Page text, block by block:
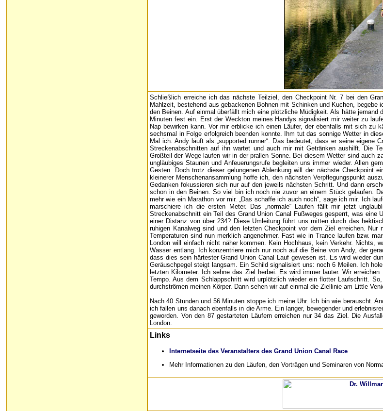
Schließlich erreiche ich das nächste Teilziel, den Checkpoint Nr. 7 bei den
Mahlzeit, bestehend aus gebackenen Bohnen mit Schinken und Kuchen,
den Beinen. Auf einmal überfällt mich eine plötzliche Müdigkeit. Als hätte
Minuten fest ein. Erst der Weckton meines Handys signalisiert mir weiter zu
Nap bewirken kann. Vor mir erblicke ich einen Läufer, der ebenfalls mit sich
sechsmal in Folge erfolgreich beenden konnte. Ihm tut das sonnige Wetter in
Mal ich. Andy läuft als „supported runner“. Das bedeutet, dass er seine
Streckenabschnitten auf ihn wartet und auch mir mit Getränken aushilft. Die
Großteil der Wege laufen wir in der prallen Sonne. Bei diesem Wetter sind auch
ungläubiges Staunen und Anfeuerungsrufe begleiten uns immer wieder. Allen
Gesten. Doch trotz dieser gelungenen Ablenkung will der nächste Checkpoint
kleinerer Menschenansammlung hoffe ich, den nächsten Verpflegungspunkt
Gedanken fokussieren sich nur auf den jeweils nächsten Schritt. Und dann
schon in den Beinen. So viel bin ich noch nie zuvor an einem Stück gelaufen.
mehr wie ein Marathon vor mir. „Das schaffe ich auch noch“, sage ich mir. Ich
marschiere ich die ersten Meter. Das „normale“ Laufen fällt mir jetzt
Streckenabschnitt ein Teil des Grand Union Canal Fußweges gesperrt, was
einer Distanz von über 234? Diese Umleitung führt uns mitten durch das
ruhigen Kanalweg sind und den letzten Checkpoint vor dem Ziel erreichen.
Temperaturen sind nun merklich angenehmer. Fast wie in Trance laufen bzw.
London will einfach nicht näher kommen. Kein Hochhaus, kein Verkehr. Nichts,
Wasser entlang. Ich konzentriere mich nur noch auf die Beine von Andy, der
dass dies sein härtester Grand Union Canal Lauf gewesen ist. Es wird wieder
Geräuschpegel steigt langsam. Ein Schild signalisiert uns: noch 6 Meilen. Ich
letzten Kilometer. Ich sehne das Ziel herbei. Es wird immer lauter. Wir
Tempo. Aus dem Schlappschritt wird urplötzlich wieder ein flotter Laufschritt.
durchströmen meinen Körper. Dann sehen wir auf einmal die Ziellinie am Little
Nach 40 Stunden und 56 Minuten stoppe ich meine Uhr. Ich bin wie berauscht.
ich fallen uns danach ebenfalls in die Arme. Ein langer, bewegender und
geworden. Von den 87 gestarteten Läufern erreichen nur 34 das Ziel. Die
London.
Links
Internetseite des Veranstalters des Grand Union Canal Race
Mehr Informationen zu den Läufen, den Vorträgen und Seminaren von